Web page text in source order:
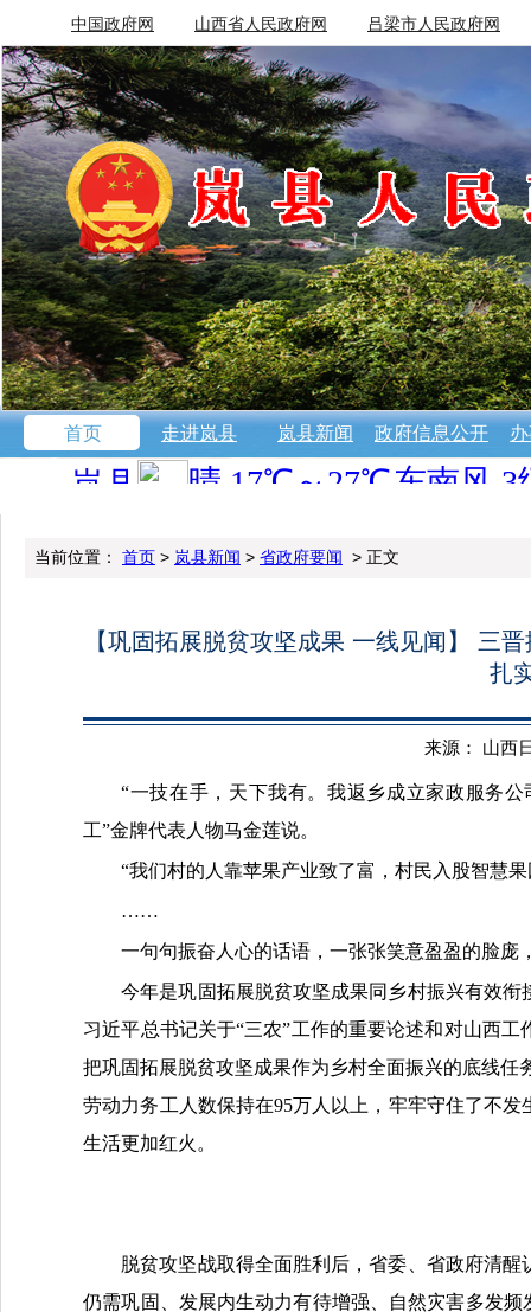
中国政府网 山西省人民政府网 吕梁市人民政府网
首页 走进岚县 岚县新闻 政府信息公开
当前位置： 首页 > 岚县新闻 > 省政府要闻 > 正文
【巩固拓展脱贫攻坚成果 一线见闻】
扎
来源： 山西
“一技在手，天下我有。我返乡成立家政服务
工”金牌代表人物马金莲说。
“我们村的人靠苹果产业致了富，村民入股智慧
……
一句句振奋人心的话语，一张张笑意盈盈的脸
今年是巩固拓展脱贫攻坚成果同乡村振兴有效
习近平总书记关于“三农”工作的重要论述和对山西
把巩固拓展脱贫攻坚成果作为乡村全面振兴的底线
劳动力务工人数保持在95万人以上，牢牢守住了不
生活更加红火。
脱贫攻坚战取得全面胜利后，省委、省政府清
仍需巩固、发展内生动力有待增强、自然灾害多发